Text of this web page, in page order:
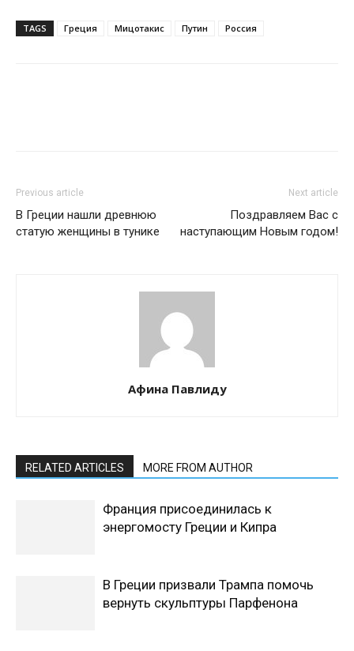
TAGS Греция Мицотакис Путин Россия
Previous article
В Греции нашли древнюю
статую женщины в тунике
Next article
Поздравляем Вас с
наступающим Новым годом!
Афина Павлиду
RELATED ARTICLES MORE FROM AUTHOR
Франция присоединилась к
энергомосту Греции и Кипра
В Греции призвали Трампа помочь
вернуть скульптуры Парфенона